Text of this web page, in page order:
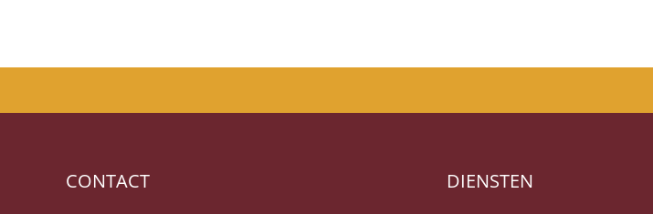
CONTACT DIENSTEN